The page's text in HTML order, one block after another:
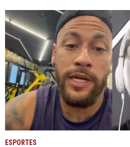
ESPORTES